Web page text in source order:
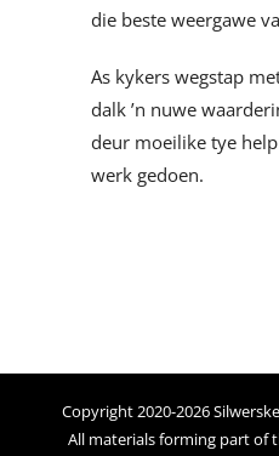
die beste weergawe
As kykers wegstap
dalk ’n nuwe
deur moeilike tye
werk gedoen.
Copyright 2020-2026
All materials forming part of